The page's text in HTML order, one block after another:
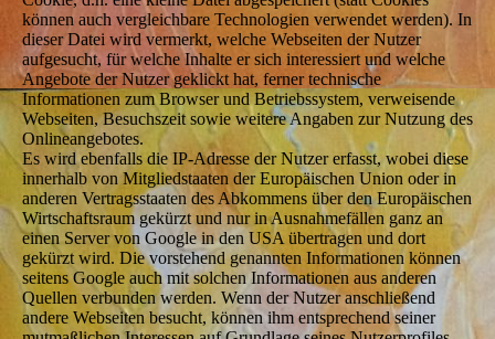
können auch vergleichbare Technologien verwendet werden). In
dieser Datei wird vermerkt, welche Webseiten der Nutzer
aufgesucht, für welche Inhalte er sich interessiert und welche
Angebote der Nutzer geklickt hat, ferner technische
Informationen zum Browser und Betriebssystem, verweisende
Webseiten, Besuchszeit sowie weitere Angaben zur Nutzung des
Onlineangebotes.
Es wird ebenfalls die IP-Adresse der Nutzer erfasst, wobei diese
innerhalb von Mitgliedstaaten der Europäischen Union oder in
anderen Vertragsstaaten des Abkommens über den Europäischen
Wirtschaftsraum gekürzt und nur in Ausnahmefällen ganz an
einen Server von Google in den USA übertragen und dort
gekürzt wird. Die vorstehend genannten Informationen können
seitens Google auch mit solchen Informationen aus anderen
Quellen verbunden werden. Wenn der Nutzer anschließend
andere Webseiten besucht, können ihm entsprechend seiner